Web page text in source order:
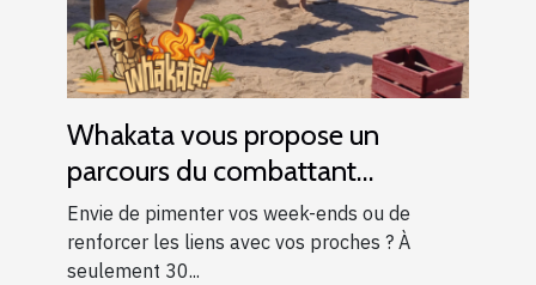
Whakata vous propose un
parcours du combattant
d’exception près d’Aix-en-
Provence !
Envie de pimenter vos week-ends ou de
renforcer les liens avec vos proches ? À
seulement 30...